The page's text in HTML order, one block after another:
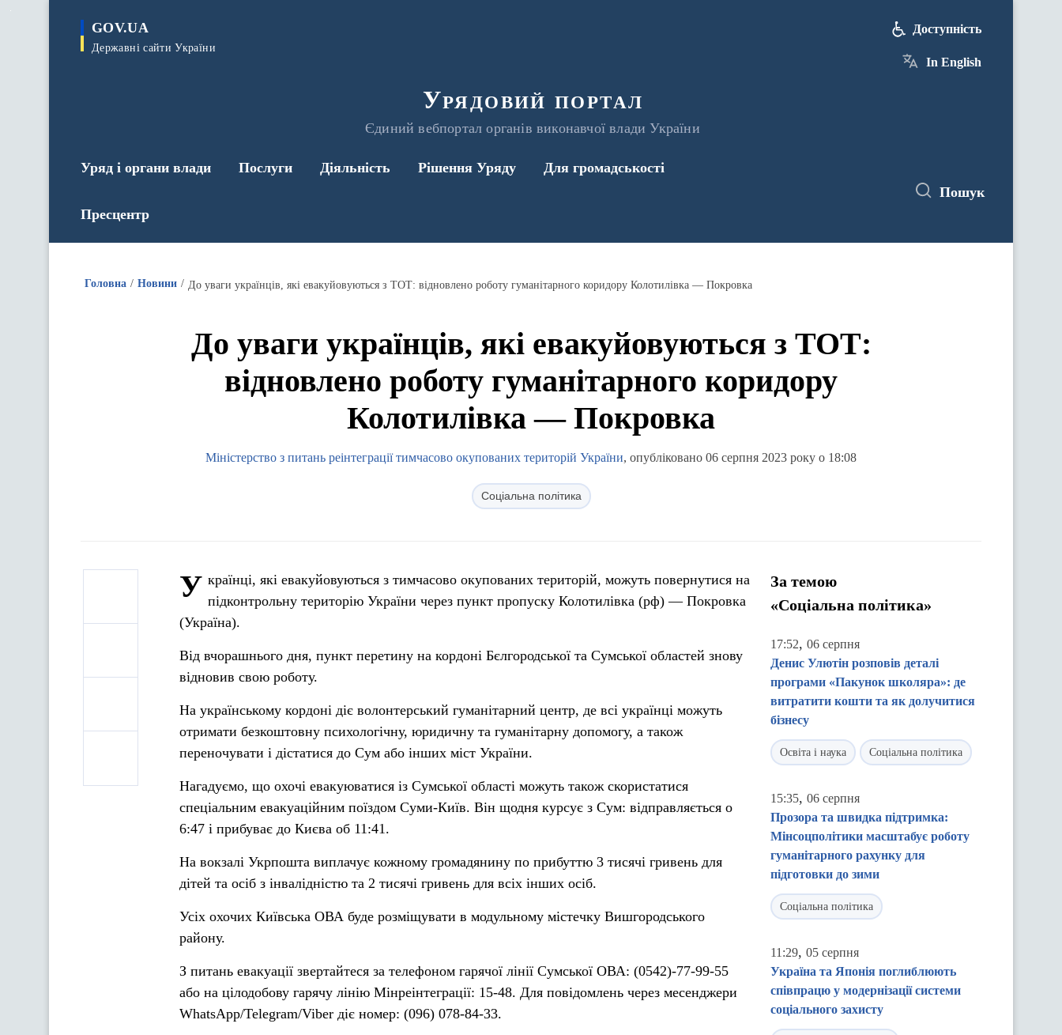
GOV.UA
Державні сайти України
Урядовий портал
Єдиний вебпортал органів виконавчої влади України
Доступність
In English
Уряд і органи влади Послуги Діяльність Рішення Уряду Для громадськості
Пресцентр
Пошук
Головна Новини До уваги українців, які евакуйовуються з ТОТ: відновлено роботу гуманітарного коридору Колотилівка — Покровка
До уваги українців, які евакуйовуються з ТОТ:
відновлено роботу гуманітарного коридору
Колотилівка — Покровка
Міністерство з питань реінтеграції тимчасово окупованих територій України, опубліковано 06 серпня 2023 року о 18:08
Соціальна політика
У країнці, які евакуйовуються з тимчасово окупованих територій, можуть повернутися на
підконтрольну територію України через пункт пропуску Колотилівка (рф) — Покровка
(Україна).
Від вчорашнього дня, пункт перетину на кордоні Бєлгородської та Сумської областей знову
відновив свою роботу.
На українському кордоні діє волонтерський гуманітарний центр, де всі українці можуть
отримати безкоштовну психологічну, юридичну та гуманітарну допомогу, а також
переночувати і дістатися до Сум або інших міст України.
Нагадуємо, що охочі евакуюватися із Сумської області можуть також скористатися
спеціальним евакуаційним поїздом Суми-Київ. Він щодня курсує з Сум: відправляється о
6:47 і прибуває до Києва об 11:41.
На вокзалі Укрпошта виплачує кожному громадянину по прибуттю 3 тисячі гривень для
дітей та осіб з інвалідністю та 2 тисячі гривень для всіх інших осіб.
Усіх охочих Київська ОВА буде розміщувати в модульному містечку Вишгородського
району.
З питань евакуації звертайтеся за телефоном гарячої лінії Сумської ОВА: (0542)-77-99-55
або на цілодобову гарячу лінію Мінреінтеграції: 15-48. Для повідомлень через месенджери
WhatsApp/Telegram/Viber діє номер: (096) 078-84-33.
За темою
«Соціальна політика»
17:52, 06 серпня
Денис Улютін розповів деталі
програми «Пакунок школяра»: де
витратити кошти та як долучитися
бізнесу
Освіта і наука Соціальна політика
15:35, 06 серпня
Прозора та швидка підтримка:
Мінсоцполітики масштабує роботу
гуманітарного рахунку для
підготовки до зими
Соціальна політика
11:29, 05 серпня
Україна та Японія поглиблюють
співпрацю у модернізації системи
соціального захисту